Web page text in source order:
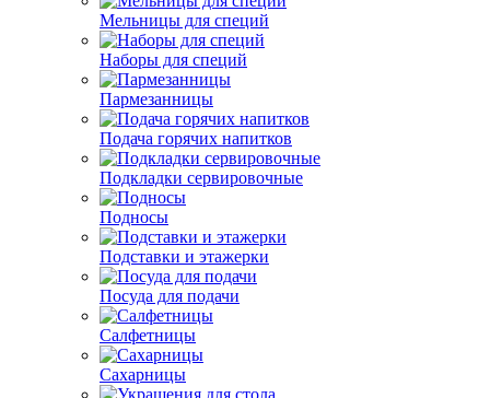
Мельницы для специй
Наборы для специй
Пармезанницы
Подача горячих напитков
Подкладки сервировочные
Подносы
Подставки и этажерки
Посуда для подачи
Салфетницы
Сахарницы